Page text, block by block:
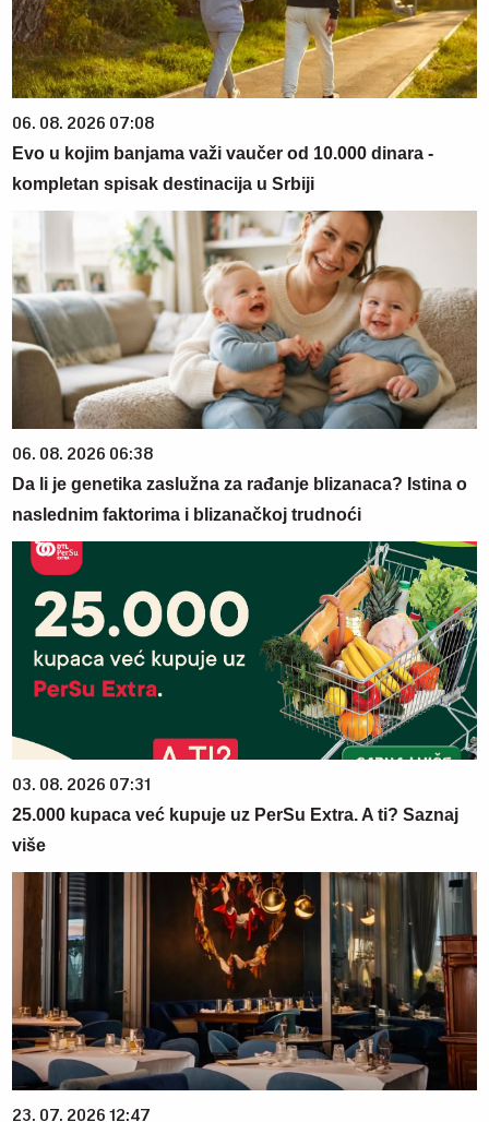
06. 08. 2026 07:08
Evo u kojim banjama važi vaučer od 10.000 dinara -
kompletan spisak destinacija u Srbiji
06. 08. 2026 06:38
Da li je genetika zaslužna za rađanje blizanaca? Istina o
naslednim faktorima i blizanačkoj trudnoći
03. 08. 2026 07:31
25.000 kupaca već kupuje uz PerSu Extra. A ti? Saznaj
više
23. 07. 2026 12:47